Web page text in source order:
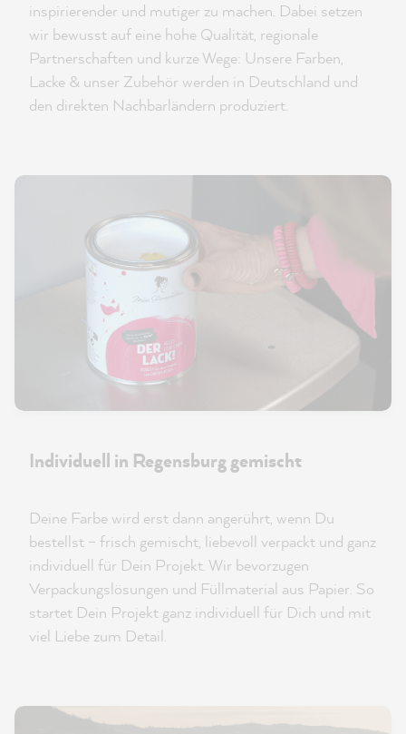
inspirierender und mutiger zu machen. Dabei setzen
wir bewusst auf eine hohe Qualität, regionale
Partnerschaften und kurze Wege: Unsere Farben,
Lacke & unser Zubehör werden in Deutschland und
den direkten Nachbarländern produziert.
Individuell in Regensburg gemischt
Deine Farbe wird erst dann angerührt, wenn Du
bestellst – frisch gemischt, liebevoll verpackt und ganz
individuell für Dein Projekt. Wir bevorzugen
Verpackungslösungen und Füllmaterial aus Papier. So
startet Dein Projekt ganz individuell für Dich und mit
viel Liebe zum Detail.